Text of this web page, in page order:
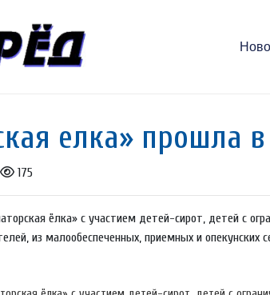
елка» прошла
175
ёлка» с участием детей-сирот, детей с
из малообеспеченных, приемных и опекунских